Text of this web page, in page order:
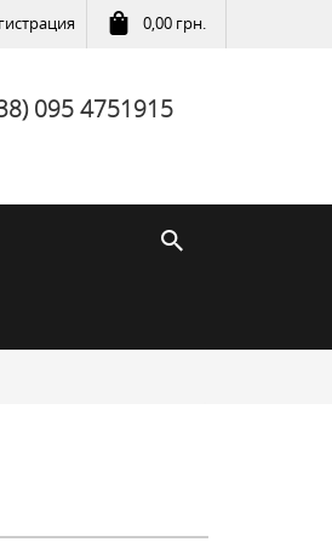
0,00 грн.
095 4751915